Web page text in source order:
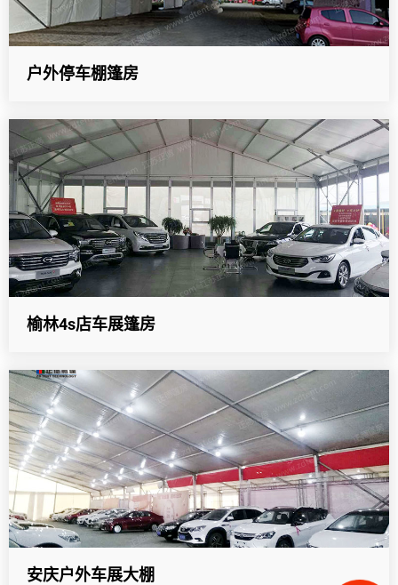
户外停车棚篷房
榆林4s店车展篷房
安庆户外车展大棚